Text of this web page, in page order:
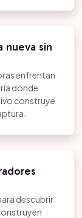
nueva sin
enfrentan
donde
construye
descubrir